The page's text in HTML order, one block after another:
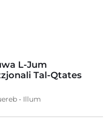
L-Jum
Tal-Qtates
• Illum